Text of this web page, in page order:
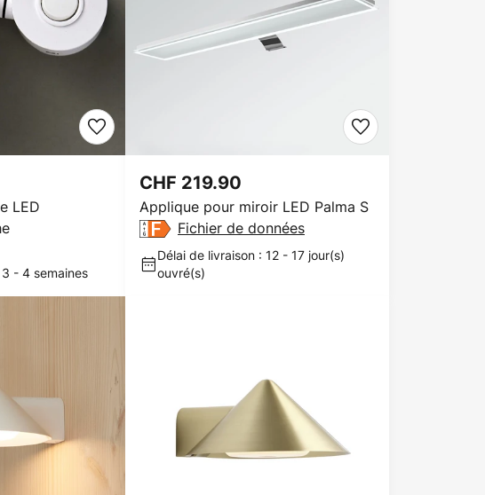
LED
- 4 semaines
Applique pour miroir LED Palma S
CHF 219.90
Fichier de données
Délai de livraison : 12 - 17 jour(s)
ouvré(s)